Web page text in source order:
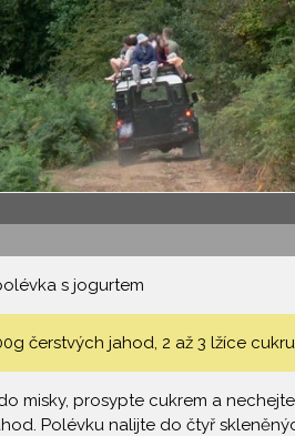
s jogurtem
čerstvých jahod, 2 až 3 lžíce
misky, prosypte cukrem a
Polévku nalijte do čtyř